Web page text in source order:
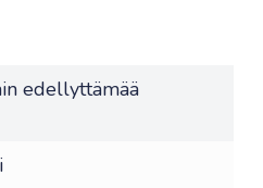
edellyttämää